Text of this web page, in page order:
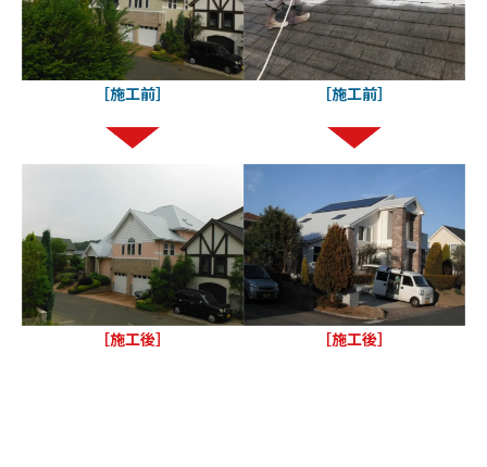
［施工前］
［施工後］
［施工前］
［施工後］